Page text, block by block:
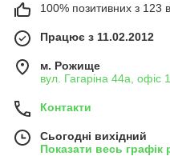
100% позитивних з 123
Працює з 11.02.2012
м. Рожище
вул. Гагаріна 44а,
Контакти
Сьогодні вихідний
Показати весь графік